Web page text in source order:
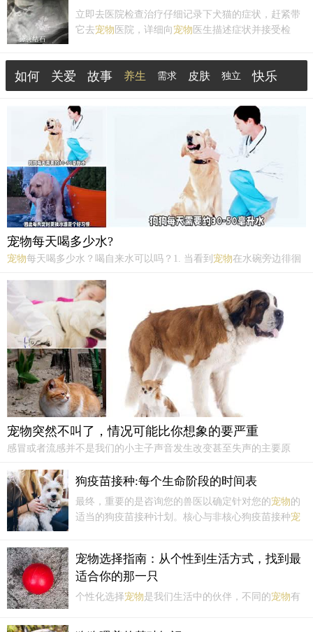
适合去养 宠物。你要根据自己的情况，自己做决定！
一、国内养...
立即去医院检查治疗仔细记录下犬猫的症状，赶紧带
它去宠物 医院，详细向 宠物 医生描述症状并接受检
检或B超等检查。千万别延误看病时间，血尿严重者可
能会虚弱死亡。主人自行观察记录当犬猫发生血尿
时，主人应留...
如何 关爱 故事 养生 需求 皮肤 独立 快乐
狂犬病
宠物每天喝多少水?
宠物每天喝多少水？喝自来水可以吗？1. 当看到 宠物在水碗旁边徘徊
主人都曾思考过的问题，今天来聊聊
的水需求。2. 根据兽医建
议，狗狗和猫咪的水摄入量通常取决于体重、活动量和饮食。
宠物突然不叫了，情况可能比你想象的要严重
感冒或者流感并不是我们的小主子声音发生改变甚至失声的主要原
不要大意。祝我们和毛孩子们都健健康康！关注宠护社
（PetHealthCare），我们将持续为您更新科学养宠的新知识。...
狗疫苗接种:每个生命阶段的时间表
最终，重要的是咨询您的兽医以确定针对您的宠物的
适当的狗疫苗接种计划。核心与非核心狗疫苗接种宠
瘟热/腺病毒 2（肝炎）/细小病毒/副流感疫苗（作为一
种...
宠物选择指南：从个性到生活方式，找到最
适合你的那一只
个性化选择宠物是我们生活中的伙伴，不同的宠物有